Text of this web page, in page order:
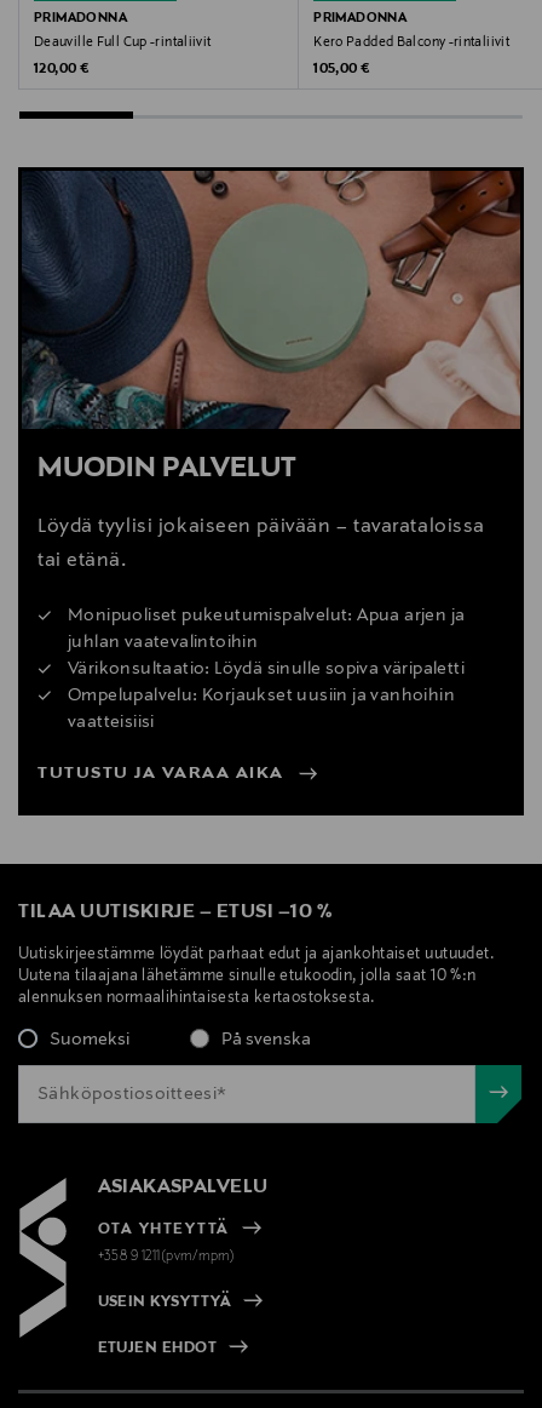
PRIMADONNA
Deauville Full Cup -rintaliivit
Original Price
120,00 €
PRIMADONNA
Kero Padded Balcony -rintaliivit
Original Price
105,00 €
MUODIN PALVELUT
Löydä tyylisi jokaiseen päivään – tavarataloissa
tai etänä.
Monipuoliset pukeutumispalvelut: Apua arjen ja
juhlan vaatevalintoihin
Värikonsultaatio: Löydä sinulle sopiva väripaletti
Ompelupalvelu: Korjaukset uusiin ja vanhoihin
vaatteisiisi
TUTUSTU JA VARAA AIKA
TILAA UUTISKIRJE – ETUSI –10 %
Uutiskirjeestämme löydät parhaat edut ja ajankohtaiset uutuudet.
Uutena tilaajana lähetämme sinulle etukoodin, jolla saat 10 %:n
alennuksen normaalihintaisesta kertaostoksesta.
Suomeksi På svenska
ASIAKASPALVELU
OTA YHTEYTTÄ
+358 9 1211(pvm/mpm)
USEIN KYSYTTYÄ
ETUJEN EHDOT